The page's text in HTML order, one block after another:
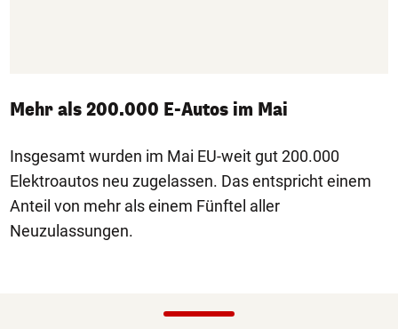
Mehr als 200.000 E-Autos im Mai
Insgesamt wurden im Mai EU-weit gut 200.000
Elektroautos neu zugelassen. Das entspricht einem
Anteil von mehr als einem Fünftel aller
Neuzulassungen.